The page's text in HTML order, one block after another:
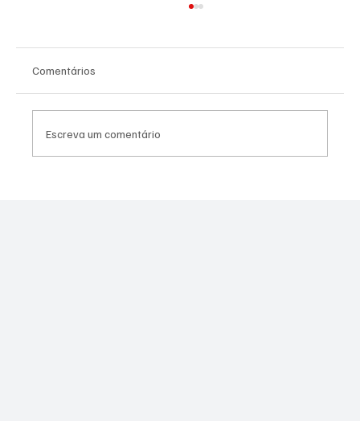
Comentários
Escreva um comentário